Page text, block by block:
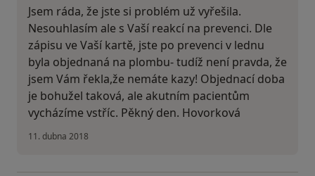
Jsem ráda, že jste si problém už vyřešila.
Nesouhlasím ale s Vaší reakcí na prevenci. Dle
zápisu ve Vaší kartě, jste po prevenci v lednu
byla objednaná na plombu- tudíž není pravda, že
jsem Vám řekla,že nemáte kazy! Objednací doba
je bohužel taková, ale akutním pacientům
vycházíme vstříc. Pěkný den. Hovorková
11. dubna 2018